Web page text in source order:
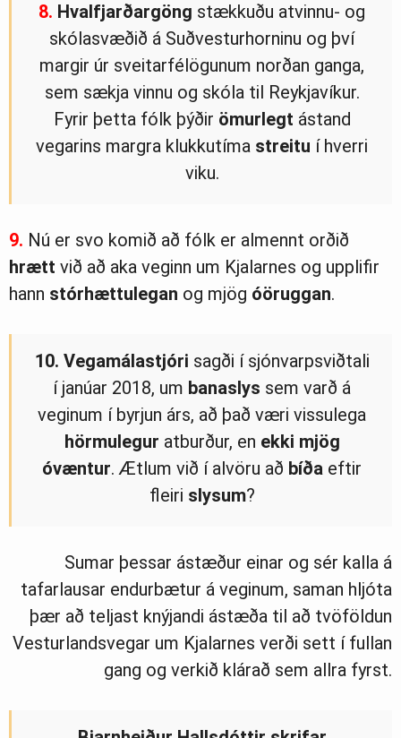
8. Hvalfjarðargöng stækkuðu atvinnu- og
skólasvæðið á Suðvesturhorninu og því
margir úr sveitarfélögunum norðan ganga,
sem sækja vinnu og skóla til Reykjavíkur.
Fyrir þetta fólk þýðir ömurlegt ástand
vegarins margra klukkutíma streitu í hverri
viku.
9. Nú er svo komið að fólk er almennt orðið
hrætt við að aka veginn um Kjalarnes og upplifir
hann stórhættulegan og mjög óöruggan.
10. Vegamálastjóri sagði í sjónvarpsviðtali
í janúar 2018, um banaslys sem varð á
veginum í byrjun árs, að það væri vissulega
hörmulegur atburður, en ekki mjög
óvæntur. Ætlum við í alvöru að bíða eftir
fleiri slysum?
Sumar þessar ástæður einar og sér kalla á
tafarlausar endurbætur á veginum, saman hljóta
þær að teljast knýjandi ástæða til að tvöföldun
Vesturlandsvegar um Kjalarnes verði sett í fullan
gang og verkið klárað sem allra fyrst.